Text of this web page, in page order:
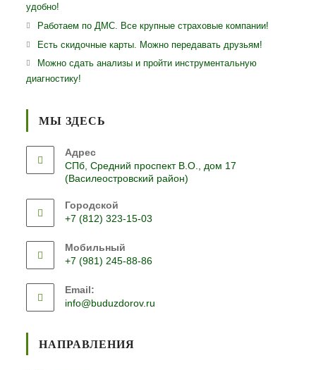
удобно!
Работаем по ДМС. Все крупные страховые компании!
Есть скидочные карты. Можно передавать друзьям!
Можно сдать анализы и пройти инструментальную
диагностику!
МЫ ЗДЕСЬ
Адрес
СПб, Средний проспект В.О., дом 17
(Василеостровский район)
Городской
+7 (812) 323-15-03
в
вашем
Мобильный
+7 (981) 245-88-86
в
вашем
Email:
info@buduzdorov.ru
НАПРАВЛЕНИЯ